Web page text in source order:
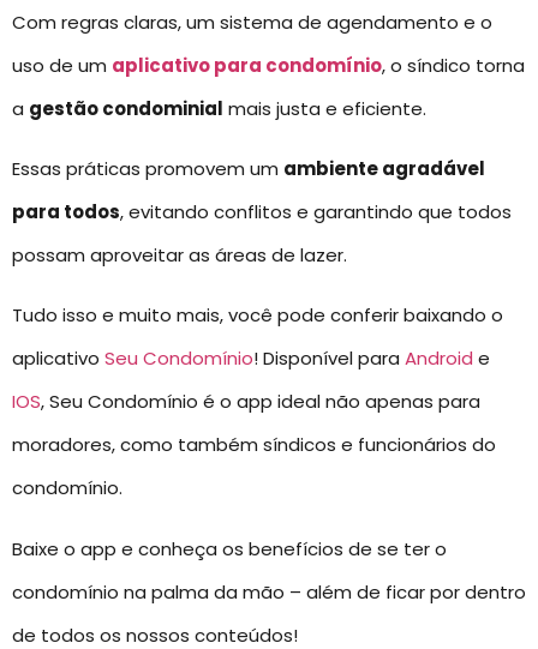
Com regras claras, um sistema de agendamento e o
uso de um aplicativo para condomínio, o síndico torna
a gestão condominial mais justa e eficiente.
Essas práticas promovem um ambiente agradável
para todos, evitando conflitos e garantindo que todos
possam aproveitar as áreas de lazer.
Tudo isso e muito mais, você pode conferir baixando o
aplicativo Seu Condomínio! Disponível para Android e
IOS, Seu Condomínio é o app ideal não apenas para
moradores, como também síndicos e funcionários do
condomínio.
Baixe o app e conheça os benefícios de se ter o
condomínio na palma da mão – além de ficar por dentro
de todos os nossos conteúdos!